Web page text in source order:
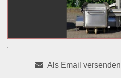
Als Email versenden